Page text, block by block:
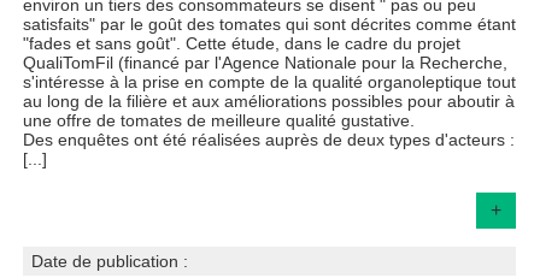
environ un tiers des consommateurs se disent " pas ou peu
satisfaits" par le goût des tomates qui sont décrites comme étant
"fades et sans goût". Cette étude, dans le cadre du projet
QualiTomFil (financé par l'Agence Nationale pour la Recherche,
s'intéresse à la prise en compte de la qualité organoleptique tout
au long de la filière et aux améliorations possibles pour aboutir à
une offre de tomates de meilleure qualité gustative.
Des enquêtes ont été réalisées auprès de deux types d'acteurs :
[...]
+
Date de publication :